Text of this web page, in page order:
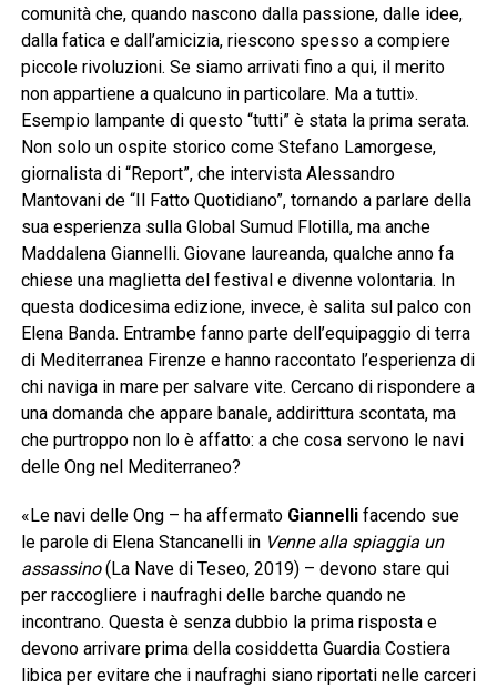
comunità che, quando nascono dalla passione, dalle idee,
dalla fatica e dall’amicizia, riescono spesso a compiere
piccole rivoluzioni. Se siamo arrivati fino a qui, il merito
non appartiene a qualcuno in particolare. Ma a tutti».
Esempio lampante di questo “tutti” è stata la prima serata.
Non solo un ospite storico come Stefano Lamorgese,
giornalista di “Report”, che intervista Alessandro
Mantovani de “Il Fatto Quotidiano”, tornando a parlare della
sua esperienza sulla Global Sumud Flotilla, ma anche
Maddalena Giannelli. Giovane laureanda, qualche anno fa
chiese una maglietta del festival e divenne volontaria. In
questa dodicesima edizione, invece, è salita sul palco con
Elena Banda. Entrambe fanno parte dell’equipaggio di terra
di Mediterranea Firenze e hanno raccontato l’esperienza di
chi naviga in mare per salvare vite. Cercano di rispondere a
una domanda che appare banale, addirittura scontata, ma
che purtroppo non lo è affatto: a che cosa servono le navi
delle Ong nel Mediterraneo?
«Le navi delle Ong – ha affermato Giannellifacendo sue
le parole di Elena Stancanelli in Venne alla spiaggia un
assassino(La Nave di Teseo, 2019) – devono stare qui
per raccogliere i naufraghi delle barche quando ne
incontrano. Questa è senza dubbio la prima risposta e
devono arrivare prima della cosiddetta Guardia Costiera
libica per evitare che i naufraghi siano riportati nelle carceri